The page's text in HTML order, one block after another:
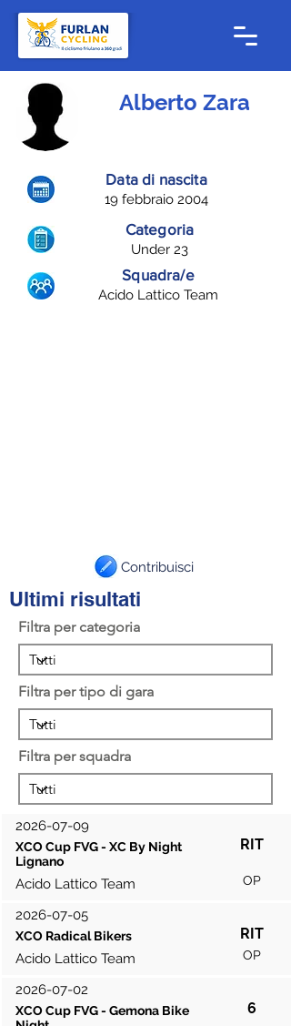
Alberto Zara
Data di nascita
19 febbraio 2004
Categoria
Under 23
Squadra/e
Acido Lattico Team
Contribuisci
Ultimi risultati
Filtra per categoria
Filtra per tipo di gara
Filtra per squadra
2026-07-09
XCO Cup FVG - XC By Night
Lignano
RIT
Acido Lattico Team OP
2026-07-05
XCO Radical Bikers RIT
Acido Lattico Team OP
2026-07-02
XCO Cup FVG - Gemona Bike
6